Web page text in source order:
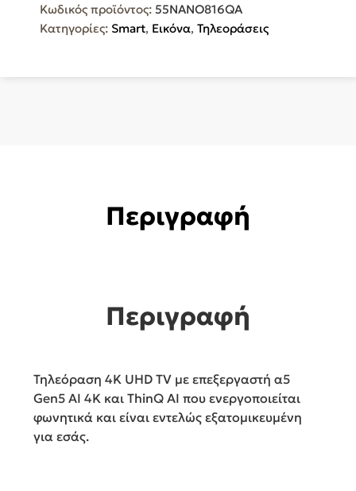
Κωδικός προϊόντος: 55NANO816QA
Κατηγορίες: Smart, Εικόνα, Τηλεοράσεις
Περιγραφή
Περιγραφή
Τηλεόραση 4K UHD TV με επεξεργαστή α5
Gen5 ΑΙ 4K και ThinQ AI που ενεργοποιείται
φωνητικά και είναι εντελώς εξατομικευμένη
για εσάς.